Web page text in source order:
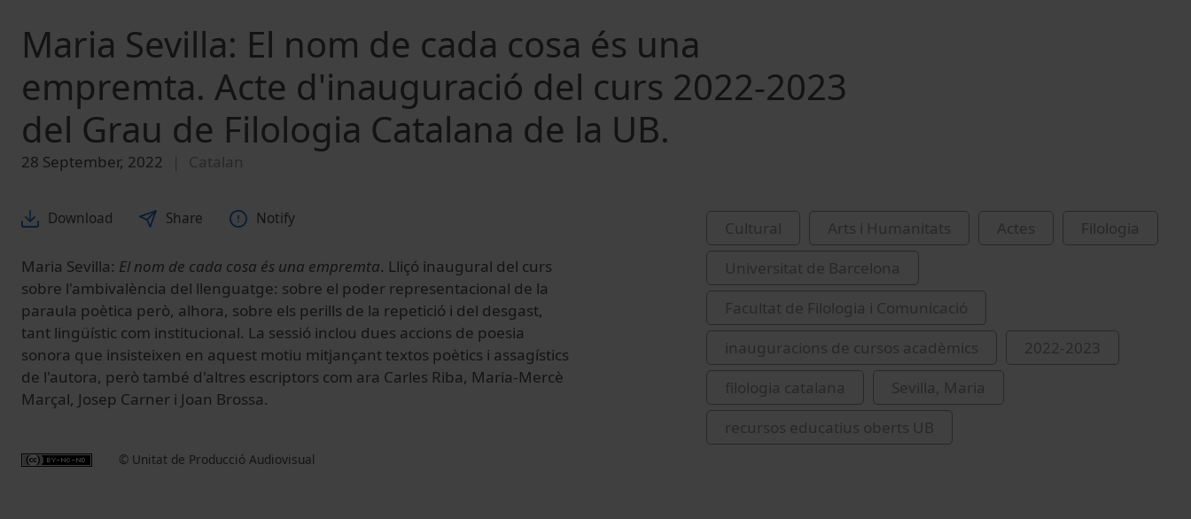
Maria Sevilla: El nom de cada cosa és una
empremta. Acte d'inauguració del curs 2022-2023
del Grau de Filologia Catalana de la UB.
28 September, 2022 Catalan
Download Share Notify
Maria Sevilla: El nom de cada cosa és una empremta. Lliçó inaugural del curs
sobre l'ambivalència del llenguatge: sobre el poder representacional de la
paraula poètica però, alhora, sobre els perills de la repetició i del desgast,
tant lingüístic com institucional. La sessió inclou dues accions de poesia
sonora que insisteixen en aquest motiu mitjançant textos poètics i assagístics
de l'autora, però també d'altres escriptors com ara Carles Riba, Maria-Mercè
Marçal, Josep Carner i Joan Brossa.
© Unitat de Producció Audiovisual
Cultural Arts i Humanitats Actes
Filologia
Universitat de Barcelona
Facultat de Filologia i Comunicació
inauguracions de cursos acadèmics
2022-2023
filologia catalana
Sevilla, Maria
recursos educatius oberts UB